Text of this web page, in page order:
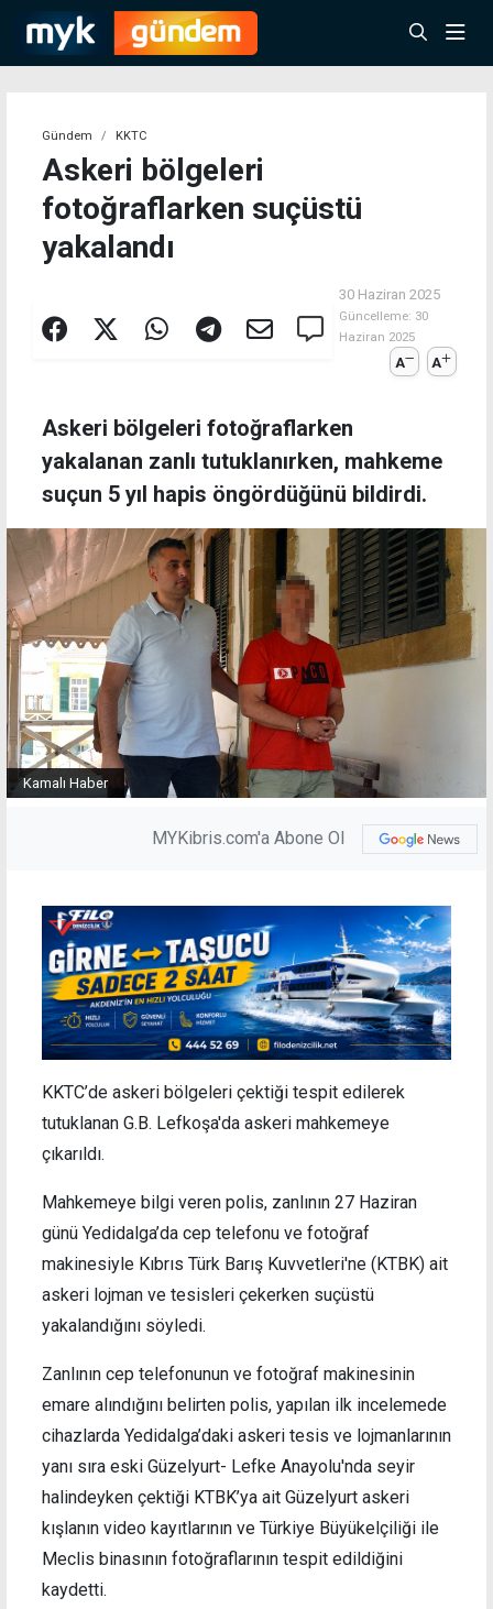
Gündem KKTC
Askeri bölgeleri
fotoğraflarken suçüstü
yakalandı
30 Haziran 2025
Güncelleme: 30
Haziran 2025
A A
Askeri bölgeleri fotoğraflarken
yakalanan zanlı tutuklanırken, mahkeme
suçun 5 yıl hapis öngördüğünü bildirdi.
Kamalı Haber
MYKibris.com'a Abone Ol
KKTC’de askeri bölgeleri çektiği tespit edilerek
tutuklanan G.B. Lefkoşa'da askeri mahkemeye
çıkarıldı.
Mahkemeye bilgi veren polis, zanlının 27 Haziran
günü Yedidalga’da cep telefonu ve fotoğraf
makinesiyle Kıbrıs Türk Barış Kuvvetleri'ne (KTBK) ait
askeri lojman ve tesisleri çekerken suçüstü
yakalandığını söyledi.
Zanlının cep telefonunun ve fotoğraf makinesinin
emare alındığını belirten polis, yapılan ilk incelemede
cihazlarda Yedidalga’daki askeri tesis ve lojmanlarının
yanı sıra eski Güzelyurt- Lefke Anayolu'nda seyir
halindeyken çektiği KTBK’ya ait Güzelyurt askeri
kışlanın video kayıtlarının ve Türkiye Büyükelçiliği ile
Meclis binasının fotoğraflarının tespit edildiğini
kaydetti.